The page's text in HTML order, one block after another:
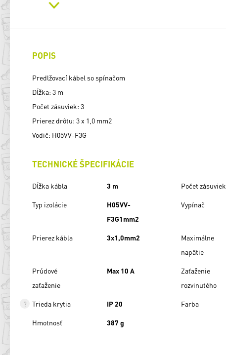
POPIS
Predlžovací kábel so spínačom
Dĺžka: 3 m
Počet zásuviek: 3
Prierez drôtu: 3 x 1,0 mm2
Vodič: H05VV-F3G
TECHNICKÉ ŠPECIFIKÁCIE
Dĺžka kábla 3 m Počet zásuviek
Typ izolácie
H05VV-
F3G1mm2
Vypínač
Prierez kábla 3x1,0mm2
Maximálne
napätie
Prúdové
zaťaženie
Max 10 A
Zaťaženie
rozvinutého
Trieda krytia IP 20 Farba
Hmotnosť 387 g